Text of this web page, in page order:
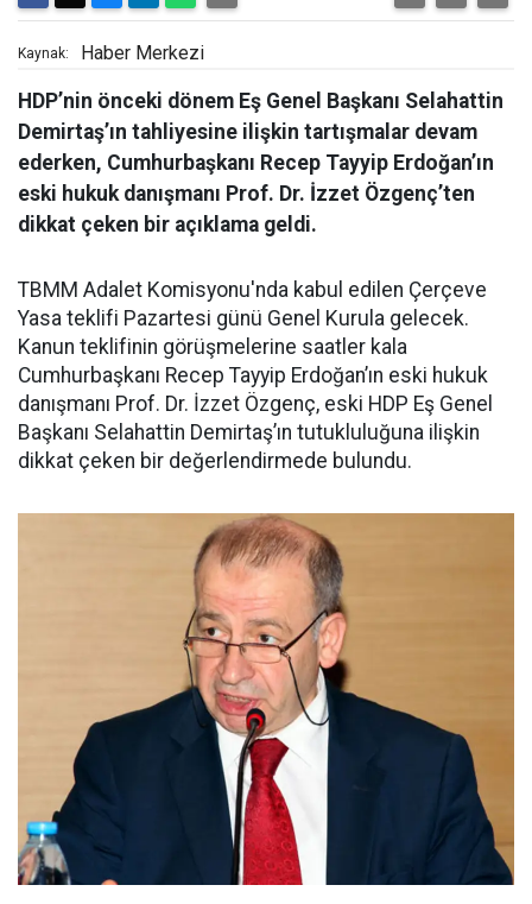
Kaynak: Haber Merkezi
HDP’nin önceki dönem Eş Genel Başkanı Selahattin
Demirtaş’ın tahliyesine ilişkin tartışmalar devam
ederken, Cumhurbaşkanı Recep Tayyip Erdoğan’ın
eski hukuk danışmanı Prof. Dr. İzzet Özgenç’ten
dikkat çeken bir açıklama geldi.
TBMM Adalet Komisyonu'nda kabul edilen Çerçeve
Yasa teklifi Pazartesi günü Genel Kurula gelecek.
Kanun teklifinin görüşmelerine saatler kala
Cumhurbaşkanı Recep Tayyip Erdoğan’ın eski hukuk
danışmanı Prof. Dr. İzzet Özgenç, eski HDP Eş Genel
Başkanı Selahattin Demirtaş’ın tutukluluğuna ilişkin
dikkat çeken bir değerlendirmede bulundu.